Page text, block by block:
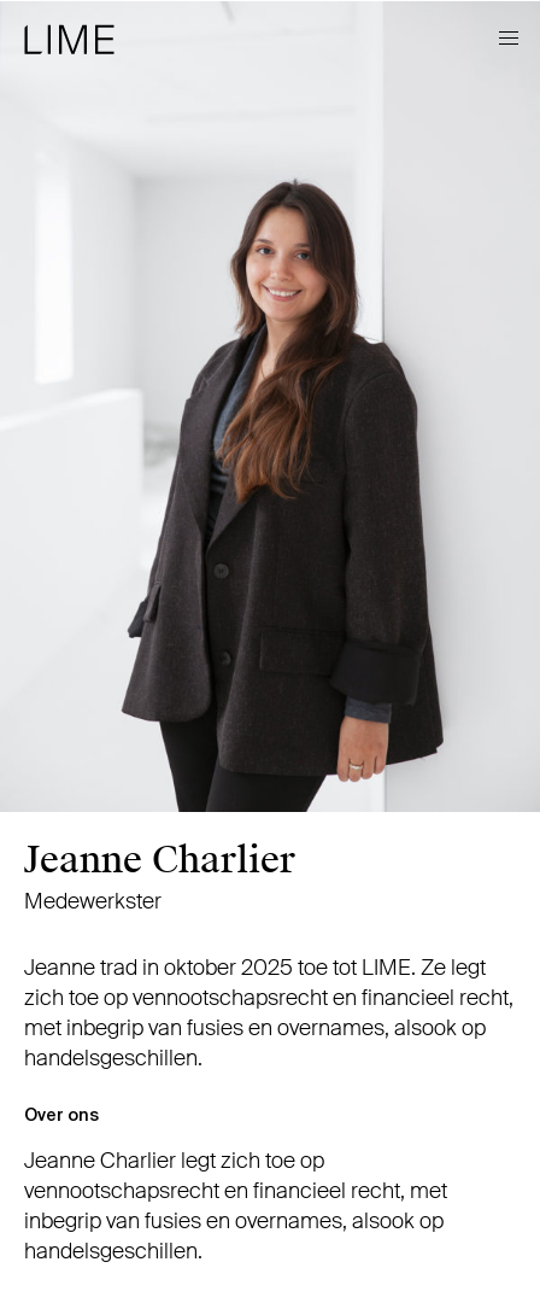
Jeanne Charlier
Medewerkster
Jeanne trad in oktober 2025 toe tot LIME. Ze legt
zich toe op vennootschapsrecht en financieel recht,
met inbegrip van fusies en overnames, alsook op
handelsgeschillen.
Over ons
Jeanne Charlier legt zich toe op
vennootschapsrecht en financieel recht, met
inbegrip van fusies en overnames, alsook op
handelsgeschillen.